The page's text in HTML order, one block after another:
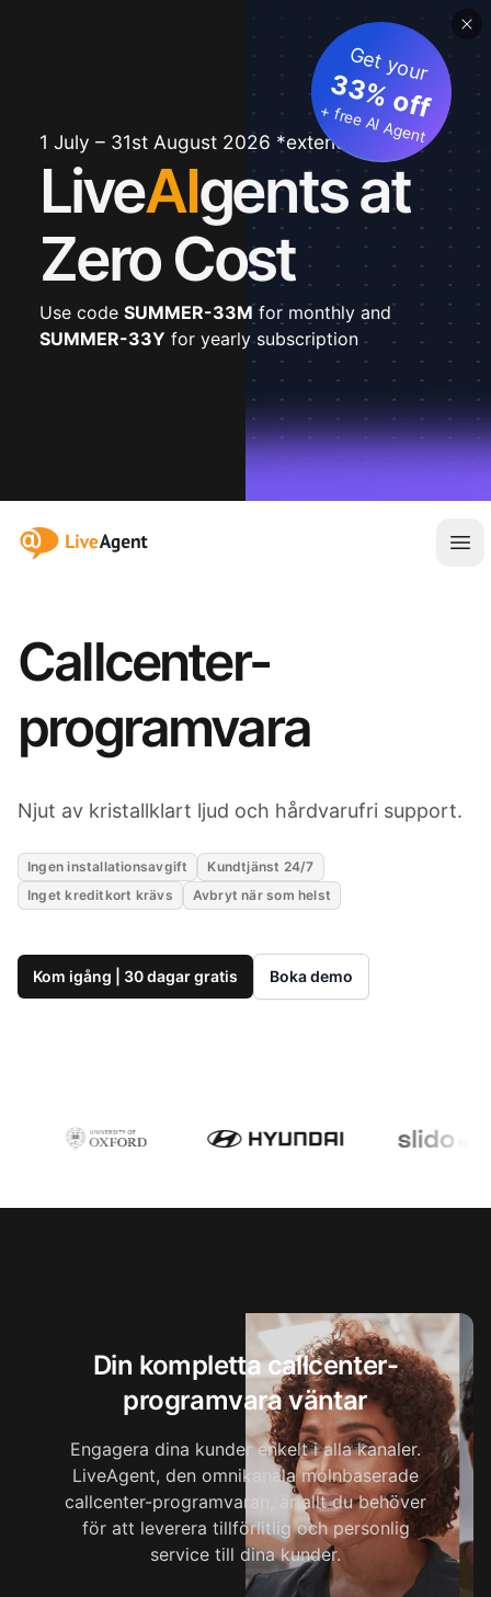
1 July – 31st August 2026 *extended
LiveAIgents at
Zero Cost
Get your
33% off
+ free AI Agent
Use code SUMMER-33Mfor monthly and
SUMMER-33Y for yearly subscription
:site.title
Callcenter-
programvara
Njut av kristallklart ljud och hårdvarufri support.
Ingen installationsavgift
Kundtjänst 24/7
Inget kreditkort krävs
Avbryt när som helst
Kom igång | 30 dagar gratis Boka demo
Din kompletta callcenter-
programvara väntar
Engagera dina kunder enkelt i alla kanaler.
LiveAgent, den omnikanala molnbaserade
callcenter-programvaran, är allt du behöver
för att leverera tillförlitlig och personlig
service till dina kunder.